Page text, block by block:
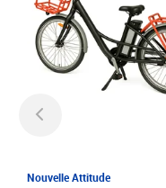
Nouvelle Attitude